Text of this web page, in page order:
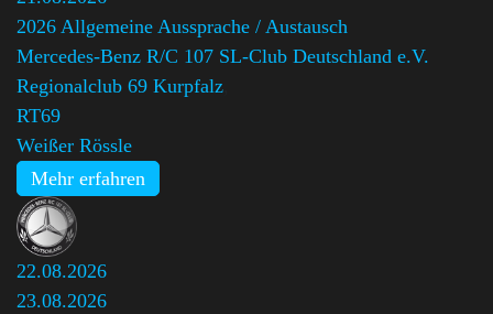
2026 Allgemeine Aussprache / Austausch
Mercedes-Benz R/C 107 SL-Club Deutschland e.V.
Regionalclub 69 Kurpfalz
RT69
Weißer Rössle
Mehr erfahren
22.08.2026
23.08.2026